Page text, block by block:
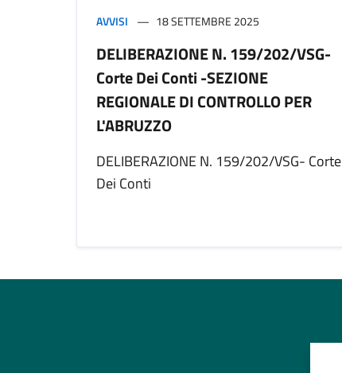
AVVISI 18 SETTEMBRE 2025
DELIBERAZIONE N. 159/202/VSG-
Corte Dei Conti -SEZIONE
REGIONALE DI CONTROLLO PER
L'ABRUZZO
DELIBERAZIONE N. 159/202/VSG- Corte
Dei Conti